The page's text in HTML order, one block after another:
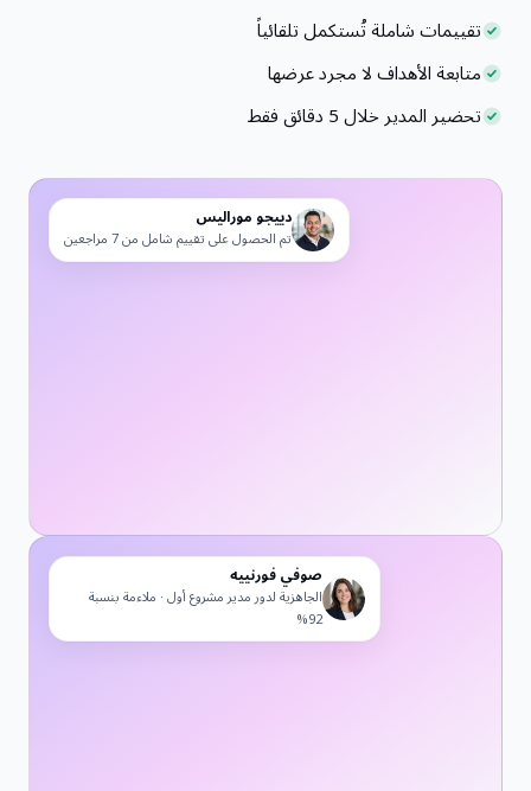
تقييمات شاملة تُستكمل تلقائياً
متابعة الأهداف لا مجرد عرضها
تحضير المدير خلال 5 دقائق فقط
دييجو موراليس
تم الحصول على تقييم شامل من 7 مراجعين
صوفي فورنييه
الجاهزية لدور مدير مشروع أول · ملاءمة بنسبة
92%